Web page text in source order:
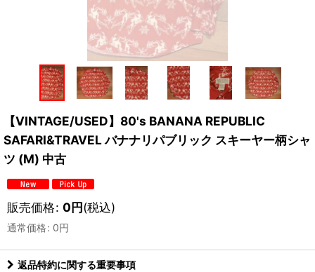
【VINTAGE/USED】80's BANANA REPUBLIC
SAFARI&TRAVEL バナナリパブリック スキーヤー柄シャ
ツ (M) 中古
販売価格: 0円(税込)
通常価格: 0円
返品特約に関する重要事項